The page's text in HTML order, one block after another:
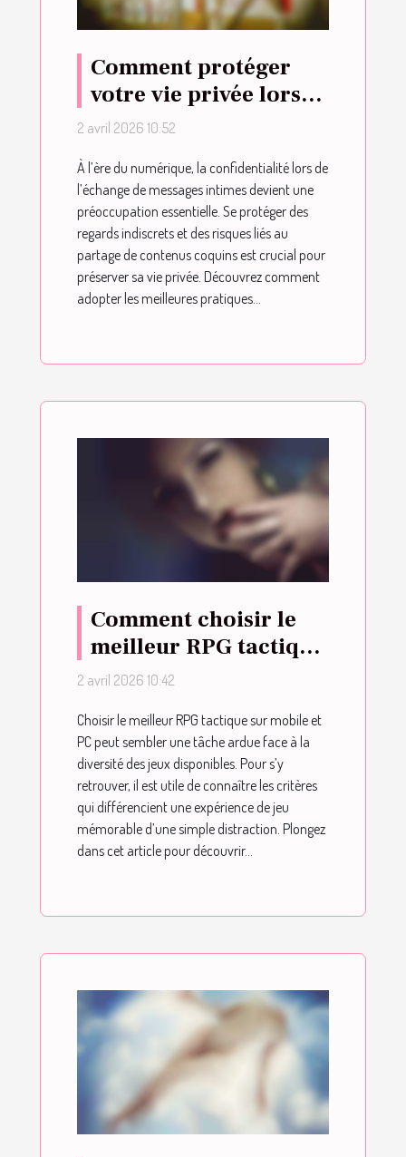
Comment protéger
votre vie privée lors
de l'envoi de messages
2 avril 2026 10:52
À l’ère du numérique, la confidentialité lors de
l’échange de messages intimes devient une
préoccupation essentielle. Se protéger des
regards indiscrets et des risques liés au
partage de contenus coquins est crucial pour
préserver sa vie privée. Découvrez comment
adopter les meilleures pratiques...
Comment choisir le
meilleur RPG tactique
sur mobile et PC ?
2 avril 2026 10:42
Choisir le meilleur RPG tactique sur mobile et
PC peut sembler une tâche ardue face à la
diversité des jeux disponibles. Pour s’y
retrouver, il est utile de connaître les critères
qui différencient une expérience de jeu
mémorable d’une simple distraction. Plongez
dans cet article pour découvrir...